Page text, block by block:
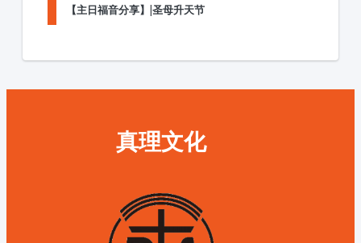
【主日福音分享】|圣母升天节
真理文化